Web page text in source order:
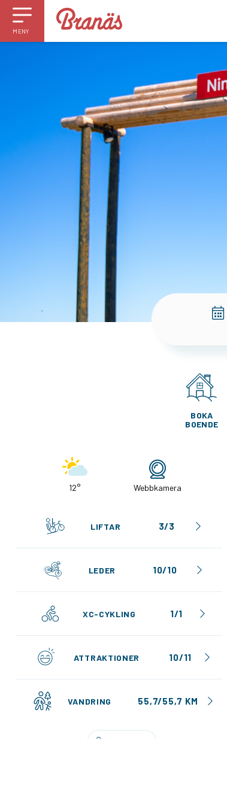
MENY
BOKA
BOENDE
LIFTAR 3/3
LEDER 10/10
XC-CYKLING 1/1
ATTRAKTIONER 10/11
VANDRING 55,7/55,7 KM
12° Webbkamera